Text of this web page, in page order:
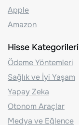
Apple
Amazon
Hisse Kategorileri
Ödeme Yöntemleri
Sağlık ve İyi Yaşam
Yapay Zeka
Otonom Araçlar
Medya ve Eğlence